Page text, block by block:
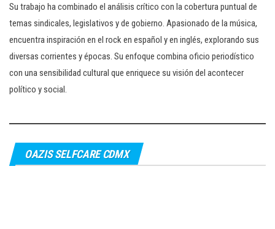
Su trabajo ha combinado el análisis crítico con la cobertura puntual de
temas sindicales, legislativos y de gobierno. Apasionado de la música,
encuentra inspiración en el rock en español y en inglés, explorando sus
diversas corrientes y épocas. Su enfoque combina oficio periodístico
con una sensibilidad cultural que enriquece su visión del acontecer
político y social.
OAZIS SELFCARE CDMX